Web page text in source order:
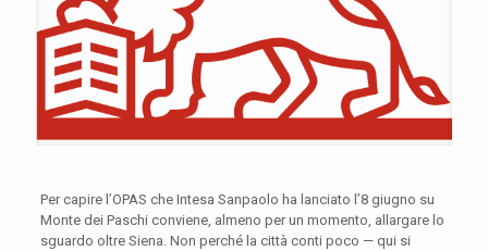
Per capire l’OPAS che Intesa Sanpaolo ha lanciato l’8 giugno su
Monte dei Paschi conviene, almeno per un momento, allargare lo
sguardo oltre Siena. Non perché la città conti poco — qui si